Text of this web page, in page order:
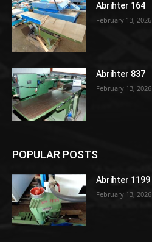
Abrihter 164
February 13, 2026
Abrihter 837
February 13, 2026
POPULAR POSTS
Abrihter 1199
February 13, 2026